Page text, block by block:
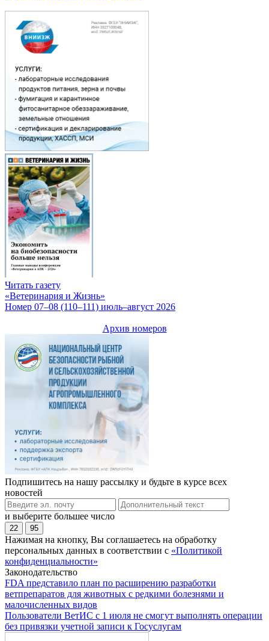
Читать газету
«Ветеринария и Жизнь»
Номер 07–08 (110–111) июль–август 2026
Архив номеров
Подпишитесь на нашу рассылку и будьте в курсе всех
новостей
и выберите большее число
22 95
Нажимая на кнопку, Вы соглашаетесь на обработку
персональных данных в соответствии с «Политикой
конфиденциальности»
Законодательство
FDA представило план по расширению разработки
ветпрепаратов для животных с редкими болезнями и
малочисленных видов
Пользователи ВетИС с 1 июля не смогут выполнять операции
без привязки учетной записи к Госуслугам